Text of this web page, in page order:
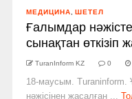
МЕДИЦИНА ШЕТЕЛ
Ғалымдар
сынақтан өткізіп
TuranInform KZ 0
18-маусым. Turaninform.
нәжісінен жасалған ...